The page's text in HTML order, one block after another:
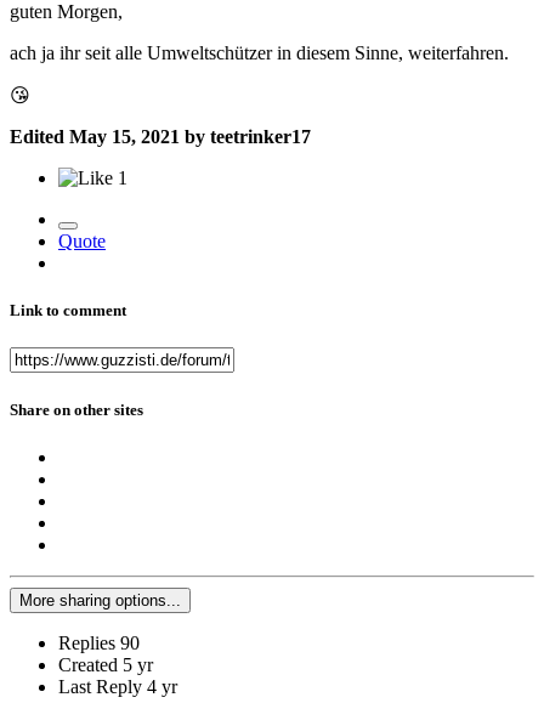
guten Morgen,
ach ja ihr seit alle Umweltschützer in diesem Sinne, weiterfahren.
😘
Edited May 15, 2021 by teetrinker17
1
Quote
Link to comment
Share on other sites
More sharing options...
Replies 90
Created 5 yr
Last Reply 4 yr